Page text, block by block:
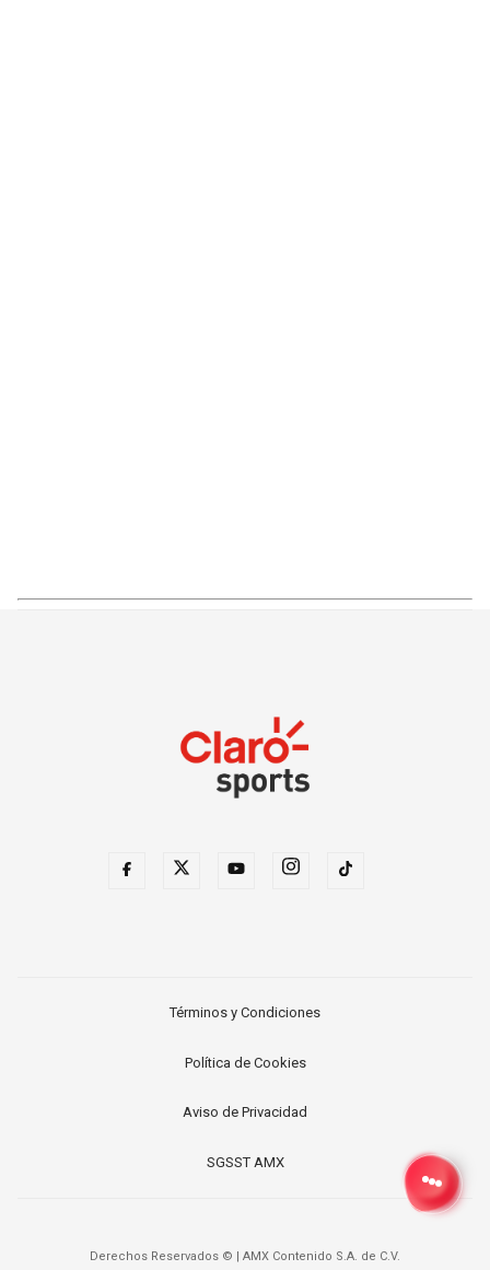
Términos y Condiciones
Política de Cookies
Aviso de Privacidad
SGSST AMX
Derechos Reservados © AMX Contenido S.A. de C.V.